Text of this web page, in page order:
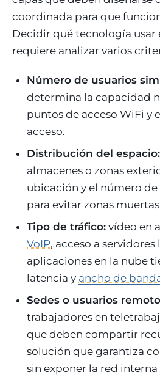
coordinada para que
Decidir qué tecnología usar
requiere analizar varios
Número de usuarios
determina la capacidad
puntos de acceso WiFi y
acceso.
Distribución del espacio:
almacenes o zonas
ubicación y el número
para evitar zonas
Tipo de tráfico: vídeo en
VoIP, acceso a servidores
aplicaciones en la nube
latencia y ancho de
Sedes o usuarios
trabajadores en
que deben compartir
solución que garantiza
sin exponer la red